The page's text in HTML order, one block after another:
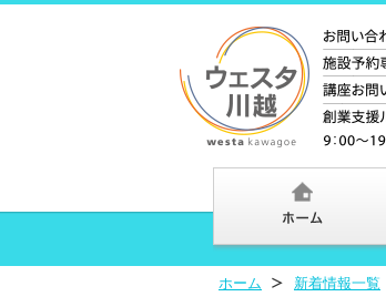
ホーム 新着情報一覧